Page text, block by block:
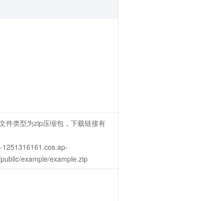
件类型为zip压缩包，下载链接有
example/example.zip